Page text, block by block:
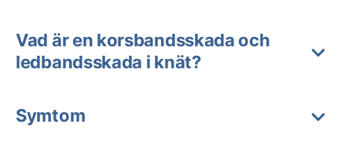
Vad är en korsbandsskada och
ledbandsskada i knät?
Symtom